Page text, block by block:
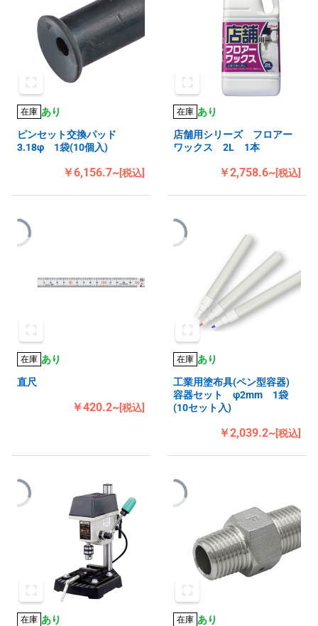
在庫 あり
ピンセット交換パッド
3.18φ 1袋(10個入)
￥6,156.7~[税込]
在庫 あり
店舗用シリーズ フロアー
ワックス 2L 1本
￥2,758.6~[税込]
在庫 あり
直尺
￥420.2~[税込]
在庫 あり
工業用塗布具(ペン型容器)
容器セット φ2mm 1袋
(10セット入)
￥2,039.2~[税込]
在庫 あり
在庫 あり